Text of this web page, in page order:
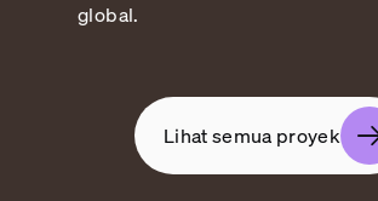
global.
Lihat semua proyek